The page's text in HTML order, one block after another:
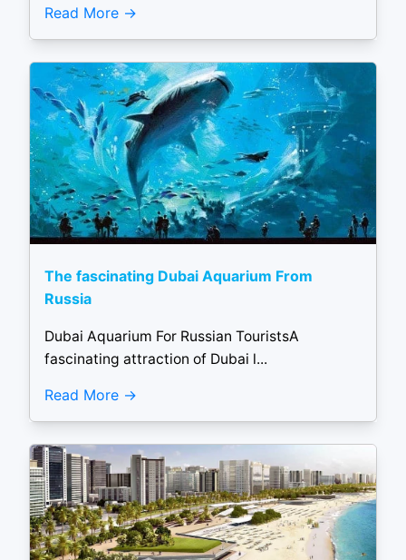
Read More
The fascinating Dubai Aquarium From
Russia
Dubai Aquarium For Russian TouristsA
fascinating attraction of Dubai l...
Read More